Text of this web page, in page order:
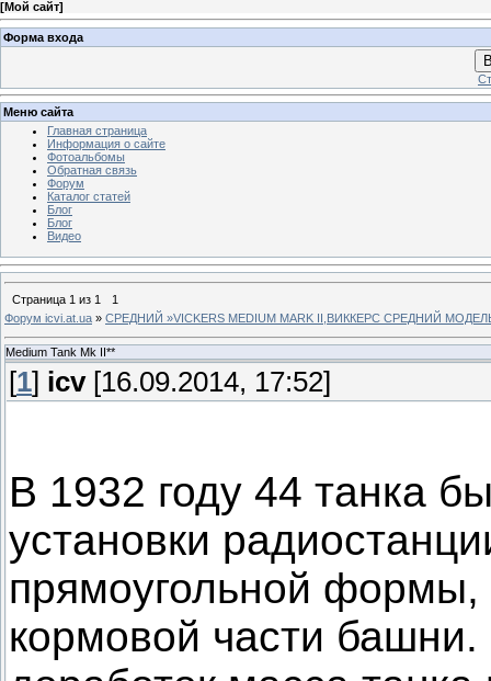
[Мой сайт]
Форма входа
Меню сайта
Главная страница
Информация о сайте
Фотоальбомы
Обратная связь
Форум
Каталог статей
Блог
Блог
Видео
Страница 1 из 1
1
Форум icvi.at.ua » СРЕДНИЙ »VICKERS MEDIUM MARK II,ВИККЕРС СРЕДНИЙ
Medium Tank Mk II**
[1] icv[16.09.2014, 17:52]
В 1932 году 44 танка
установки
прямоугольной формы,
кормовой части